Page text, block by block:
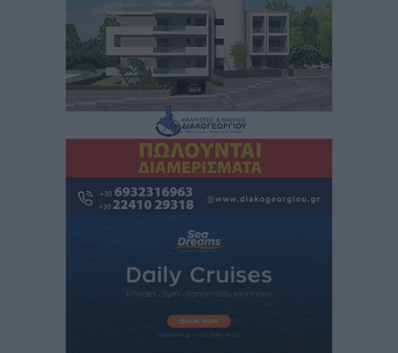
δεν υπάρχουν περιθώρια εφησυχασμού
Ειδήσεις• πριν 8 ώρες
Στον Άγιο Νικόλαο Χάλκης ανοίγει ξανά το
ανανεωμένο εκκλησιαστικό μουσείο από τη Λέσχη
Τοπικές Ειδήσεις• πριν 8 ώρες
Ρόδος: «Βουλιάζει» από τουρίστες – Πάνω από 1 εκατ.
επιβάτες και 55 κρουαζιερόπλοια
πριν 8 ώρες
Γ’ Εθνική Κατηγορία: Οι ημερομηνίες των